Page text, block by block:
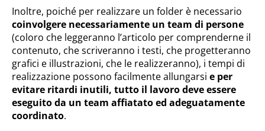
Inoltre, poiché per realizzare un folder è necessario
coinvolgere necessariamente un team di persone
(coloro che leggeranno l’articolo per comprenderne il
contenuto, che scriveranno i testi, che progetteranno
grafici e illustrazioni, che le realizzeranno), i tempi di
realizzazione possono facilmente allungarsi e per
evitare ritardi inutili, tutto il lavoro deve essere
eseguito da un team affiatato ed adeguatamente
coordinato.